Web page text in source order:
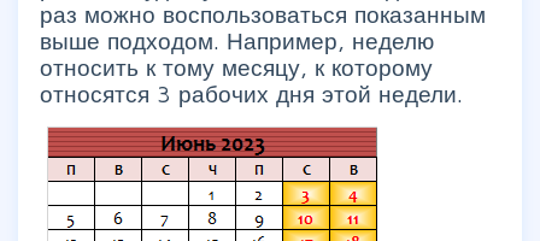
раз можно воспользоваться показанным
выше подходом. Например, неделю
относить к тому месяцу, к которому
относятся 3 рабочих дня этой недели.